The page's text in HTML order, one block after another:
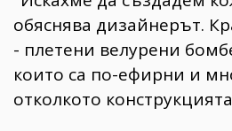
обяснява дизайнерът.
- плетени велурени
които са по-ефирни и
отколкото